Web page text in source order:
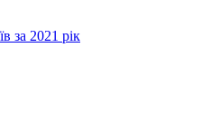
за 2021 рік